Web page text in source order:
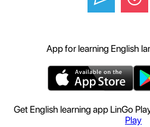
App for learning English
Get English learning app LinGo
Play